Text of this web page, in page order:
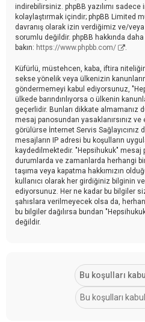
indirebilirsiniz. phpBB yazılımı sadece
kolaylaştırmak içindir; phpBB Limited
davranış olarak izin verdiğimiz ve/
sorumlu değildir. phpBB hakkında
bakın: https://www.phpbb.com/ .
Küfürlü, müstehcen, kaba, iftira
sekse yönelik veya ülkenizin
göndermemeyi kabul ediyorsunuz,
ülkede barındırılıyorsa o ülkenin
geçerlidir. Bunları dikkate
mesaj panosundan yasaklanırsınız ve
görülürse İnternet Servis Sağlayıcınız
mesajların IP adresi bu koşulların
kaydedilmektedir. "Hepsihukuk"
durumlarda ve zamanlarda herhangi
taşıma veya kapatma hakkımızın
kullanıcı olarak her girdiğiniz bilginin
ediyorsunuz. Her ne kadar bu bilgiler
şahıslara verilmeyecek olsa da,
bu bilgiler dağılırsa bundan
değildir.